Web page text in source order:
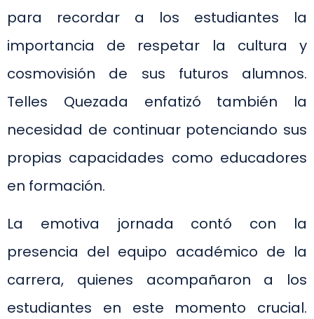
para recordar a los estudiantes la
importancia de respetar la cultura y
cosmovisión de sus futuros alumnos.
Telles Quezada enfatizó también la
necesidad de continuar potenciando sus
propias capacidades como educadores
en formación.
La emotiva jornada contó con la
presencia del equipo académico de la
carrera, quienes acompañaron a los
estudiantes en este momento crucial.